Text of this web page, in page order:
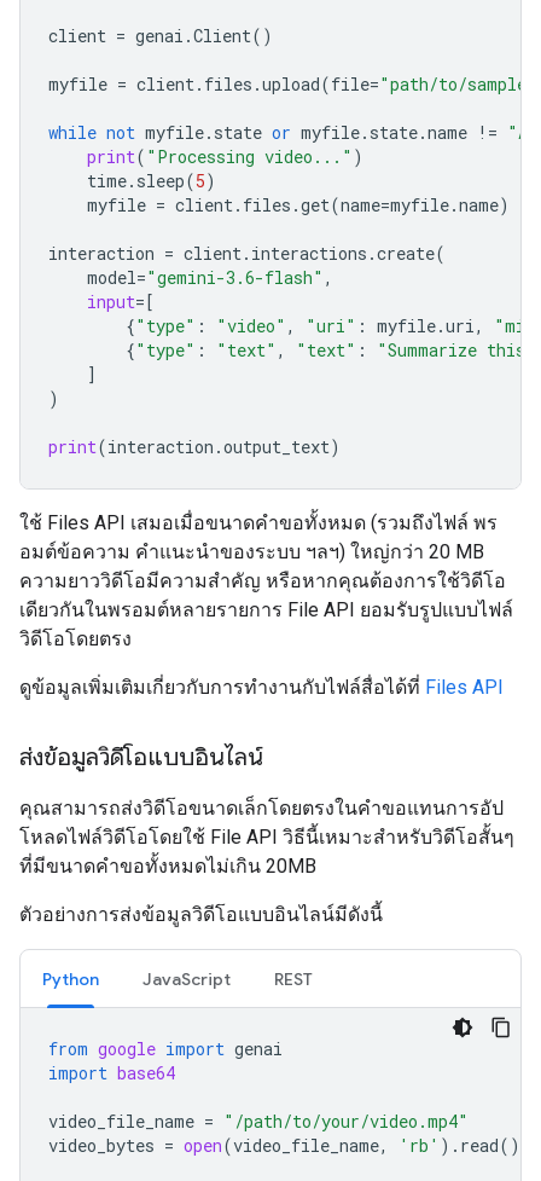
client = genai .Client()
myfile = client. files .upload(file="path/to/
while not myfile. state or myfile. state.name !=
print( "Processing video..." )
time. sleep(5)
myfile = client. files .get(name=myfile.name)
interaction = client. interactions .create(
model="gemini-3.6-flash" ,
input=[
{"type" : "video" , "uri" : myfile.uri,
{"type" : "text" , "text" :
"Summarize
]
)
print(interaction .output_text)
ใช้ Files API เสมอเมื่อขนาดคำขอทั้งหมด (รวมถึงไฟล์ พร
อมต์ข้อความ คำแนะนำของระบบ ฯลฯ) ใหญ่กว่า 20 MB
ความยาววิดีโอมีความสำคัญ หรือหากคุณต้องการใช้วิดีโอ
เดียวกันในพรอมต์หลายรายการ File API ยอมรับรูปแบบไฟล์
วิดีโอโดยตรง
ดูข้อมูลเพิ่มเติมเกี่ยวกับการทำงานกับไฟล์สื่อได้ที่ Files API
ส่งข้อมูลวิดีโอแบบอินไลน์
คุณสามารถส่งวิดีโอขนาดเล็กโดยตรงในคำขอแทนการอัป
โหลดไฟล์วิดีโอโดยใช้ File API วิธีนี้เหมาะสำหรับวิดีโอสั้นๆ
ที่มีขนาดคำขอทั้งหมดไม่เกิน 20MB
ตัวอย่างการส่งข้อมูลวิดีโอแบบอินไลน์มีดังนี้
Python JavaScript REST
from google import genai
import base64
video_file_name = "/path/to/your/video.mp4"
video_bytes = open(video_file_name, 'rb' ) . read()